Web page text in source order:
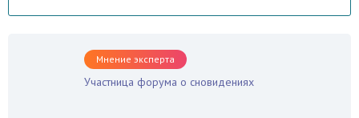
Мнение эксперта
Участница форума о сновидениях